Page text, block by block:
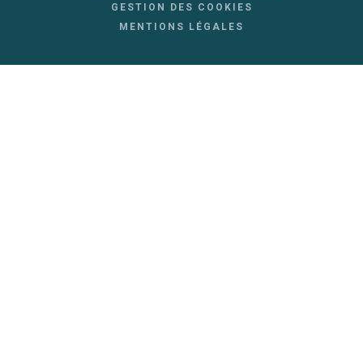
GESTION DES COOKIES
MENTIONS LÉGALES